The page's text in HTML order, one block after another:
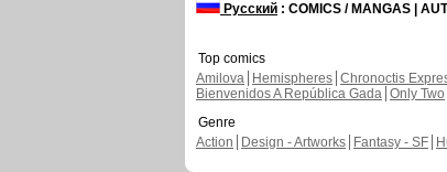
Русский : COMICS / MANGAS |
Top comics
Amilova
Hemispheres Chronoctis
Bienvenidos A República Gada Only Two
Genre
Action
Design - Artworks Fantasy - SF